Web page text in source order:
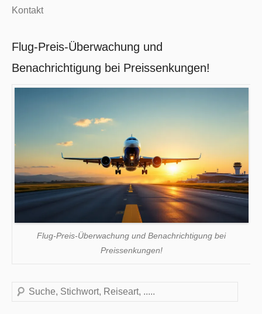
Kontakt
Flug-Preis-Überwachung und
Benachrichtigung bei Preissenkungen!
Flug-Preis-Überwachung und Benachrichtigung bei
Preissenkungen!
Suchen